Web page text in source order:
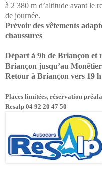
à 2 380 m d’altitude avant le
de journée.
Prévoir des vêtements
chaussures
Départ à 9h de Briançon et
Briançon jusqu’au
Retour à Briançon vers 19 h
Places limitées, réservation
Resalp 04 92 20 47 50